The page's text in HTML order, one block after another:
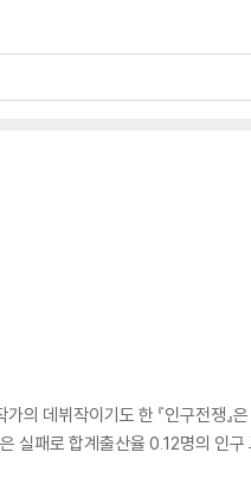
의 데뷔작이기도 한 『인구전쟁』
실패로 합계출산율 0.12명의 인구